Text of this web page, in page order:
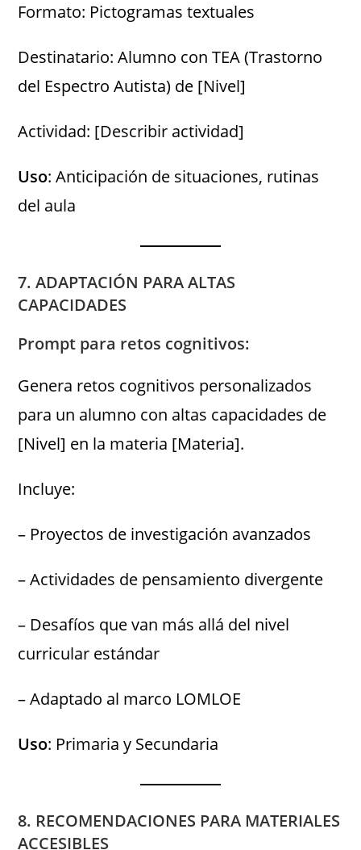
Formato: Pictogramas textuales
Destinatario: Alumno con TEA (Trastorno
del Espectro Autista) de [Nivel]
Actividad: [Describir actividad]
Uso: Anticipación de situaciones, rutinas
del aula
7. ADAPTACIÓN PARA ALTAS
CAPACIDADES
Prompt para retos cognitivos:
Genera retos cognitivos personalizados
para un alumno con altas capacidades de
[Nivel] en la materia [Materia].
Incluye:
– Proyectos de investigación avanzados
– Actividades de pensamiento divergente
– Desafíos que van más allá del nivel
curricular estándar
– Adaptado al marco LOMLOE
Uso: Primaria y Secundaria
8. RECOMENDACIONES PARA MATERIALES
ACCESIBLES